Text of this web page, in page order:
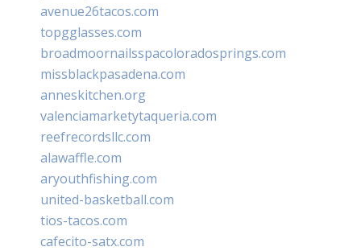
avenue26tacos.com
topgglasses.com
broadmoornailsspacoloradosprings.com
missblackpasadena.com
anneskitchen.org
valenciamarketytaqueria.com
reefrecordsllc.com
alawaffle.com
aryouthfishing.com
united-basketball.com
tios-tacos.com
cafecito-satx.com